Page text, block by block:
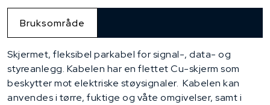
Bruksområde
Skjermet, fleksibel parkabel for signal-, data- og
styreanlegg. Kabelen har en flettet Cu-skjerm som
beskytter mot elektriske støysignaler. Kabelen kan
anvendes i tørre, fuktige og våte omgivelser, samt i